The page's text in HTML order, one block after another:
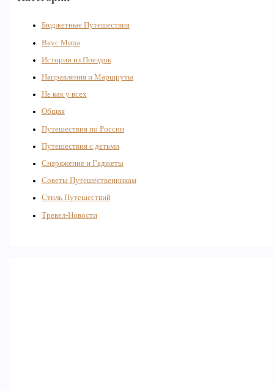
Бюджетные Путешествия
Вкус Мира
Истории из Поездок
Направления и Маршруты
Не как у всех
Общая
Путешествия по России
Путешествия с детьми
Снаряжение и Гаджеты
Советы Путешественникам
Стиль Путешествий
Тревел-Новости